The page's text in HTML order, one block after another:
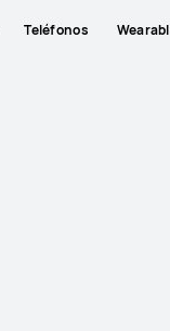
Teléfonos